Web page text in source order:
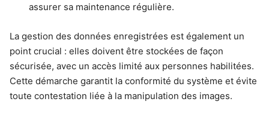
assurer sa maintenance régulière.
La gestion des données enregistrées est également un
point crucial : elles doivent être stockées de façon
sécurisée, avec un accès limité aux personnes habilitées.
Cette démarche garantit la conformité du système et évite
toute contestation liée à la manipulation des images.